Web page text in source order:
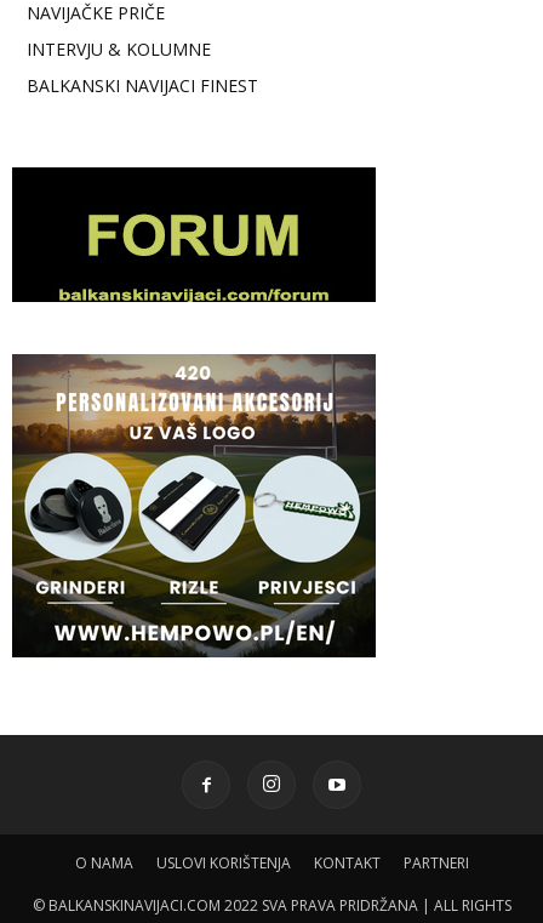
NAVIJAČKE PRIČE
INTERVJU & KOLUMNE
BALKANSKI NAVIJACI FINEST
O NAMA USLOVI KORIŠTENJA KONTAKT PARTNERI
© BALKANSKINAVIJACI.COM 2022 SVA PRAVA PRIDRŽANA | ALL RIGHTS